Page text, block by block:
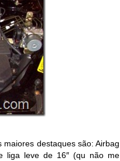
destaques são: Airbag
liga leve de 16″ (qu não me